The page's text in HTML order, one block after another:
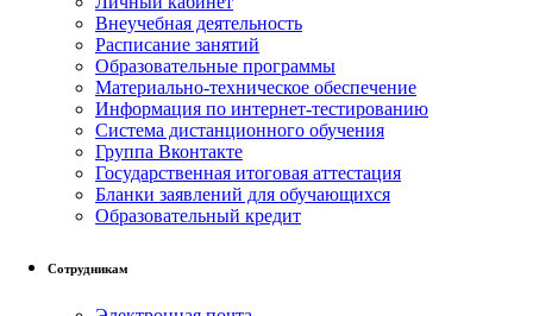
Внеучебная деятельность
Расписание занятий
Образовательные программы
Материально-техническое обеспечение
Информация по интернет-тестированию
Система дистанционного обучения
Группа Вконтакте
Государственная итоговая аттестация
Бланки заявлений для обучающихся
Образовательный кредит
Сотрудникам